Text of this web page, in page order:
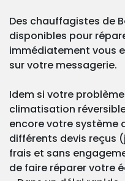
Des chauffagistes de
disponibles pour
immédiatement vous
sur votre messagerie.
Idem si votre
climatisation
encore votre système
différents devis reçus
frais et sans
de faire réparer votre